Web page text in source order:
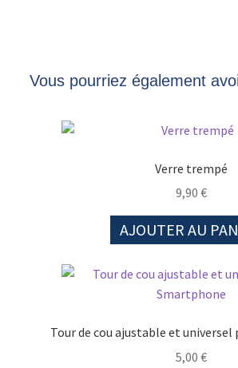
Vous pourriez également
Verre trempé
9,90 €
AJOUTER AU
Tour de cou ajustable et
5,00 €